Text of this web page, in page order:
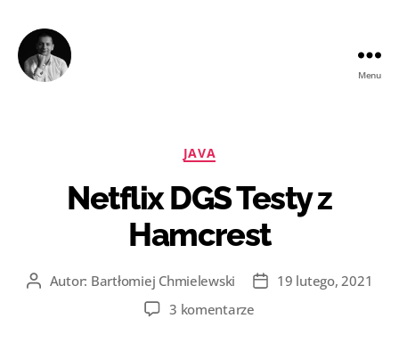
Menu
Kategorie
JAVA
Netflix DGS Testy z
Hamcrest
AutorAutor: Bartłomiej Chmielewski
Data19 lutego, 2021
3 komentarzedo